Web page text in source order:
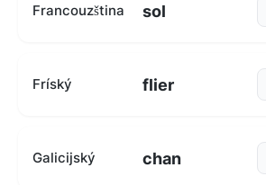
Francouzština sol
Fríský flier
Galicijský chan